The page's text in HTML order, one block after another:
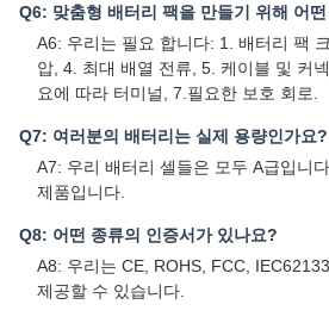
Q6: 맞춤형 배터리 팩을 만들기 위해 어
A6: 우리는 필요 합니다: 1. 배터리 팩
압, 4. 최대 배열 전류, 5. 케이블 및 커
요에 따라 터미널, 7.필요한 보호 회로.
Q7: 여러분의 배터리는 실제 용량인가요?
A7: 우리 배터리 셀들은 모두 A급입니
제품입니다.
Q8: 어떤 종류의 인증서가 있나요?
A8: 우리는 CE, ROHS, FCC,
제공할 수 있습니다.